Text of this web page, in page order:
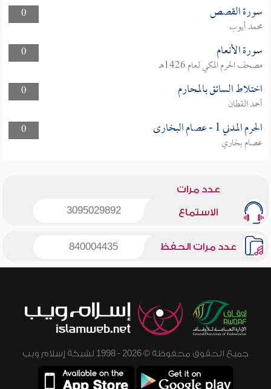
0
سورة القصص
محمد أيوب
0
سورة الأنعام
مصحف الحرم المكي لعام 1426هـ
0
اختلاط السائق بالمحارم
أحمد القطان
0
الحرم المدني 1 - عصام البخارى
عصام بخاري
عدد مرات
الاستماع 3095029892
عدد مرات الحفظ 840004435
جميع الحقوق محفوظة © 2026 - 1998 لشبكة إسلام ويب